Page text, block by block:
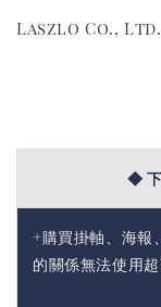
Laszlo Co., Ltd.
◆
+購買掛軸、海報
的關係無法使用